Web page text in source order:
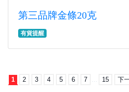
第三品牌金條20克
有貨提醒
1 2 3 4 5 6 7 15 下